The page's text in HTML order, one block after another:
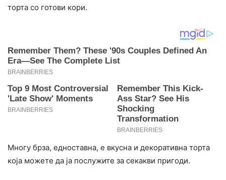
торта со готови кори.
Многу брза, едноставна, е вкусна и декоративна торта
која можете да ја послужите за секакви пригоди.